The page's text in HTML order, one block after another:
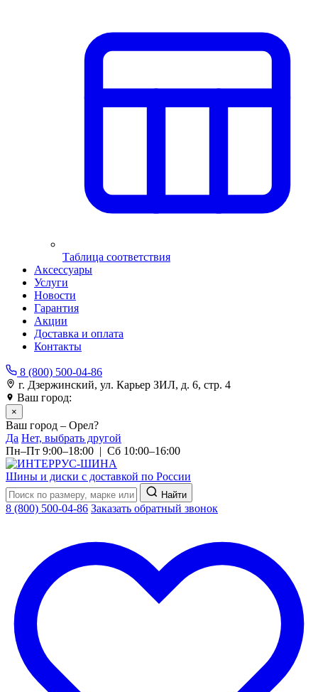
Таблица соответствия
Аксессуары
Услуги
Новости
Гарантия
Акции
Доставка и оплата
Контакты
8 (800) 500-04-86
г. Дзержинский, ул. Карьер ЗИЛ, д. 6, стр. 4
Ваш город:
×
Ваш город – Орел?
Да Нет, выбрать другой
Пн–Пт 9:00–18:00 | Сб 10:00–16:00
Шины и диски с доставкой по России
Найти
8 (800) 500-04-86 Заказать обратный звонок